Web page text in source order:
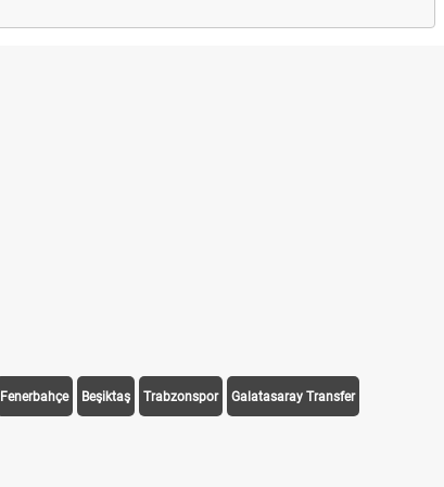
Fenerbahçe Beşiktaş Trabzonspor Galatasaray Transfer